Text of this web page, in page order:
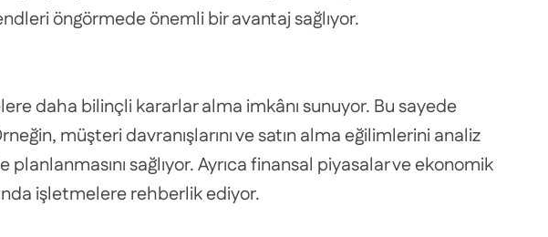
öngörmede önemli bir avantaj sağlıyor.
daha bilinçli kararlar alma imkânı sunuyor. Bu sayede
müşteri davranışlarını ve satın alma eğilimlerini analiz
sağlıyor. Ayrıca finansal piyasalar ve ekonomik
işletmelere rehberlik ediyor.